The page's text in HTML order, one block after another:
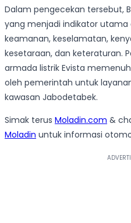
Dalam pengecekan tersebut,
yang menjadi indikator utama
keamanan, keselamatan,
kesetaraan, dan keteraturan.
armada listrik Evista
oleh pemerintah untuk
kawasan Jabodetabek.
Simak terus Moladin.com &
Moladin untuk informasi